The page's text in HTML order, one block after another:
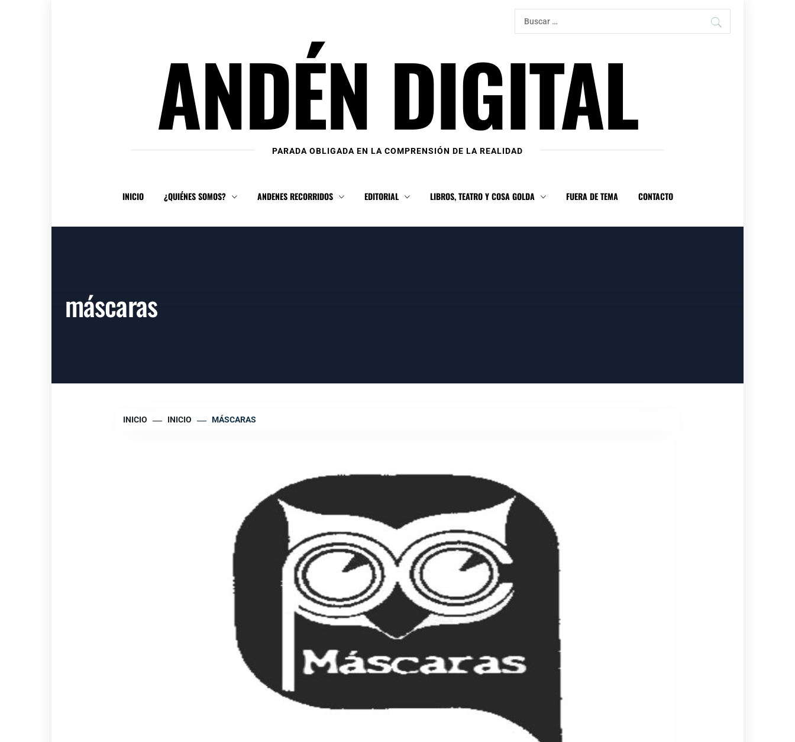
Buscar:
ANDÉN DIGITAL
PARADA OBLIGADA EN LA COMPRENSIÓN DE LA REALIDAD
INICIO ¿QUIÉNES SOMOS? ANDENES RECORRIDOS EDITORIAL LIBROS, TEATRO Y COSA GOLDA FUERA DE TEMA CONTACTO
máscaras
INICIO INICIO MÁSCARAS